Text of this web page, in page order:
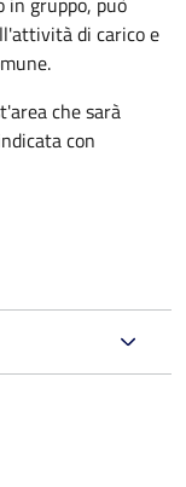
di carico e
che sarà
con